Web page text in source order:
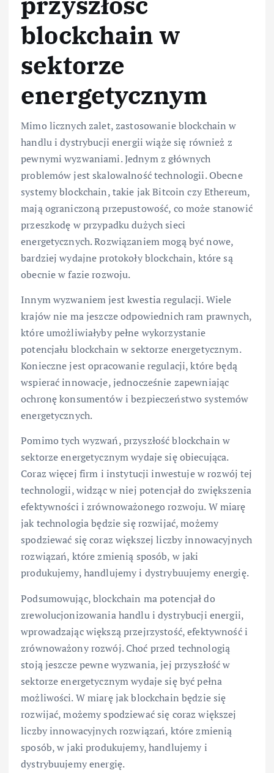
blockchain w
sektorze
energetycznym
Mimo licznych zalet, zastosowanie blockchain w
handlu i dystrybucji energii wiąże się również z
pewnymi wyzwaniami. Jednym z głównych
problemów jest skalowalność technologii. Obecne
systemy blockchain, takie jak Bitcoin czy Ethereum,
mają ograniczoną przepustowość, co może stanowić
przeszkodę w przypadku dużych sieci
energetycznych. Rozwiązaniem mogą być nowe,
bardziej wydajne protokoły blockchain, które są
obecnie w fazie rozwoju.
Innym wyzwaniem jest kwestia regulacji. Wiele
krajów nie ma jeszcze odpowiednich ram prawnych,
które umożliwiałyby pełne wykorzystanie
potencjału blockchain w sektorze energetycznym.
Konieczne jest opracowanie regulacji, które będą
wspierać innowacje, jednocześnie zapewniając
ochronę konsumentów i bezpieczeństwo systemów
energetycznych.
Pomimo tych wyzwań, przyszłość blockchain w
sektorze energetycznym wydaje się obiecująca.
Coraz więcej firm i instytucji inwestuje w rozwój tej
technologii, widząc w niej potencjał do zwiększenia
efektywności i zrównoważonego rozwoju. W miarę
jak technologia będzie się rozwijać, możemy
spodziewać się coraz większej liczby innowacyjnych
rozwiązań, które zmienią sposób, w jaki
produkujemy, handlujemy i dystrybuujemy energię.
Podsumowując, blockchain ma potencjał do
zrewolucjonizowania handlu i dystrybucji energii,
wprowadzając większą przejrzystość, efektywność i
zrównoważony rozwój. Choć przed technologią
stoją jeszcze pewne wyzwania, jej przyszłość w
sektorze energetycznym wydaje się być pełna
możliwości. W miarę jak blockchain będzie się
rozwijać, możemy spodziewać się coraz większej
liczby innowacyjnych rozwiązań, które zmienią
sposób, w jaki produkujemy, handlujemy i
dystrybuujemy energię.